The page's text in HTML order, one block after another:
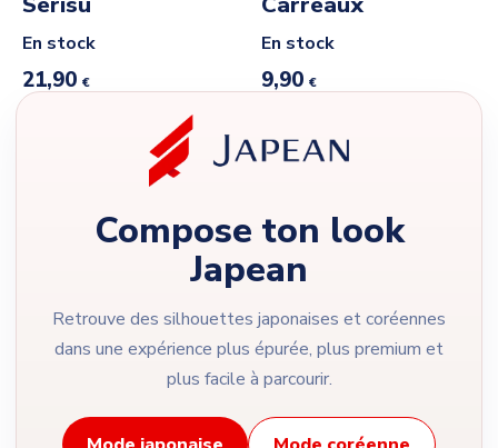
En stock
21,90 €
En stock
9,90 €
Compose ton look
Japean
Retrouve des silhouettes japonaises et coréennes
dans une expérience plus épurée, plus premium et
plus facile à parcourir.